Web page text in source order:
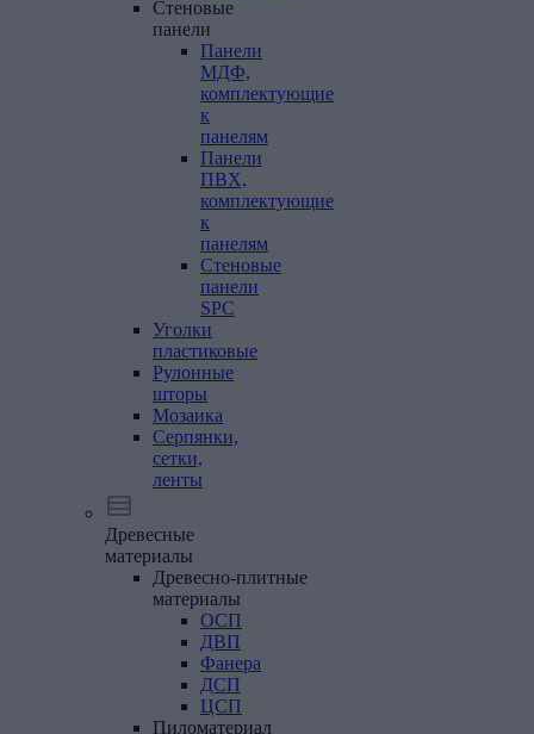
Стеновые
панели
Панели
МДФ,
комплектующие
к
панелям
Панели
ПВХ,
комплектующие
к
панелям
Стеновые
панели
SPC
Уголки
пластиковые
Рулонные
шторы
Мозаика
Серпянки,
сетки,
ленты
Древесные
материалы
Древесно-плитные
материалы
ОСП
ДВП
Фанера
ДСП
ЦСП
Пиломатериал